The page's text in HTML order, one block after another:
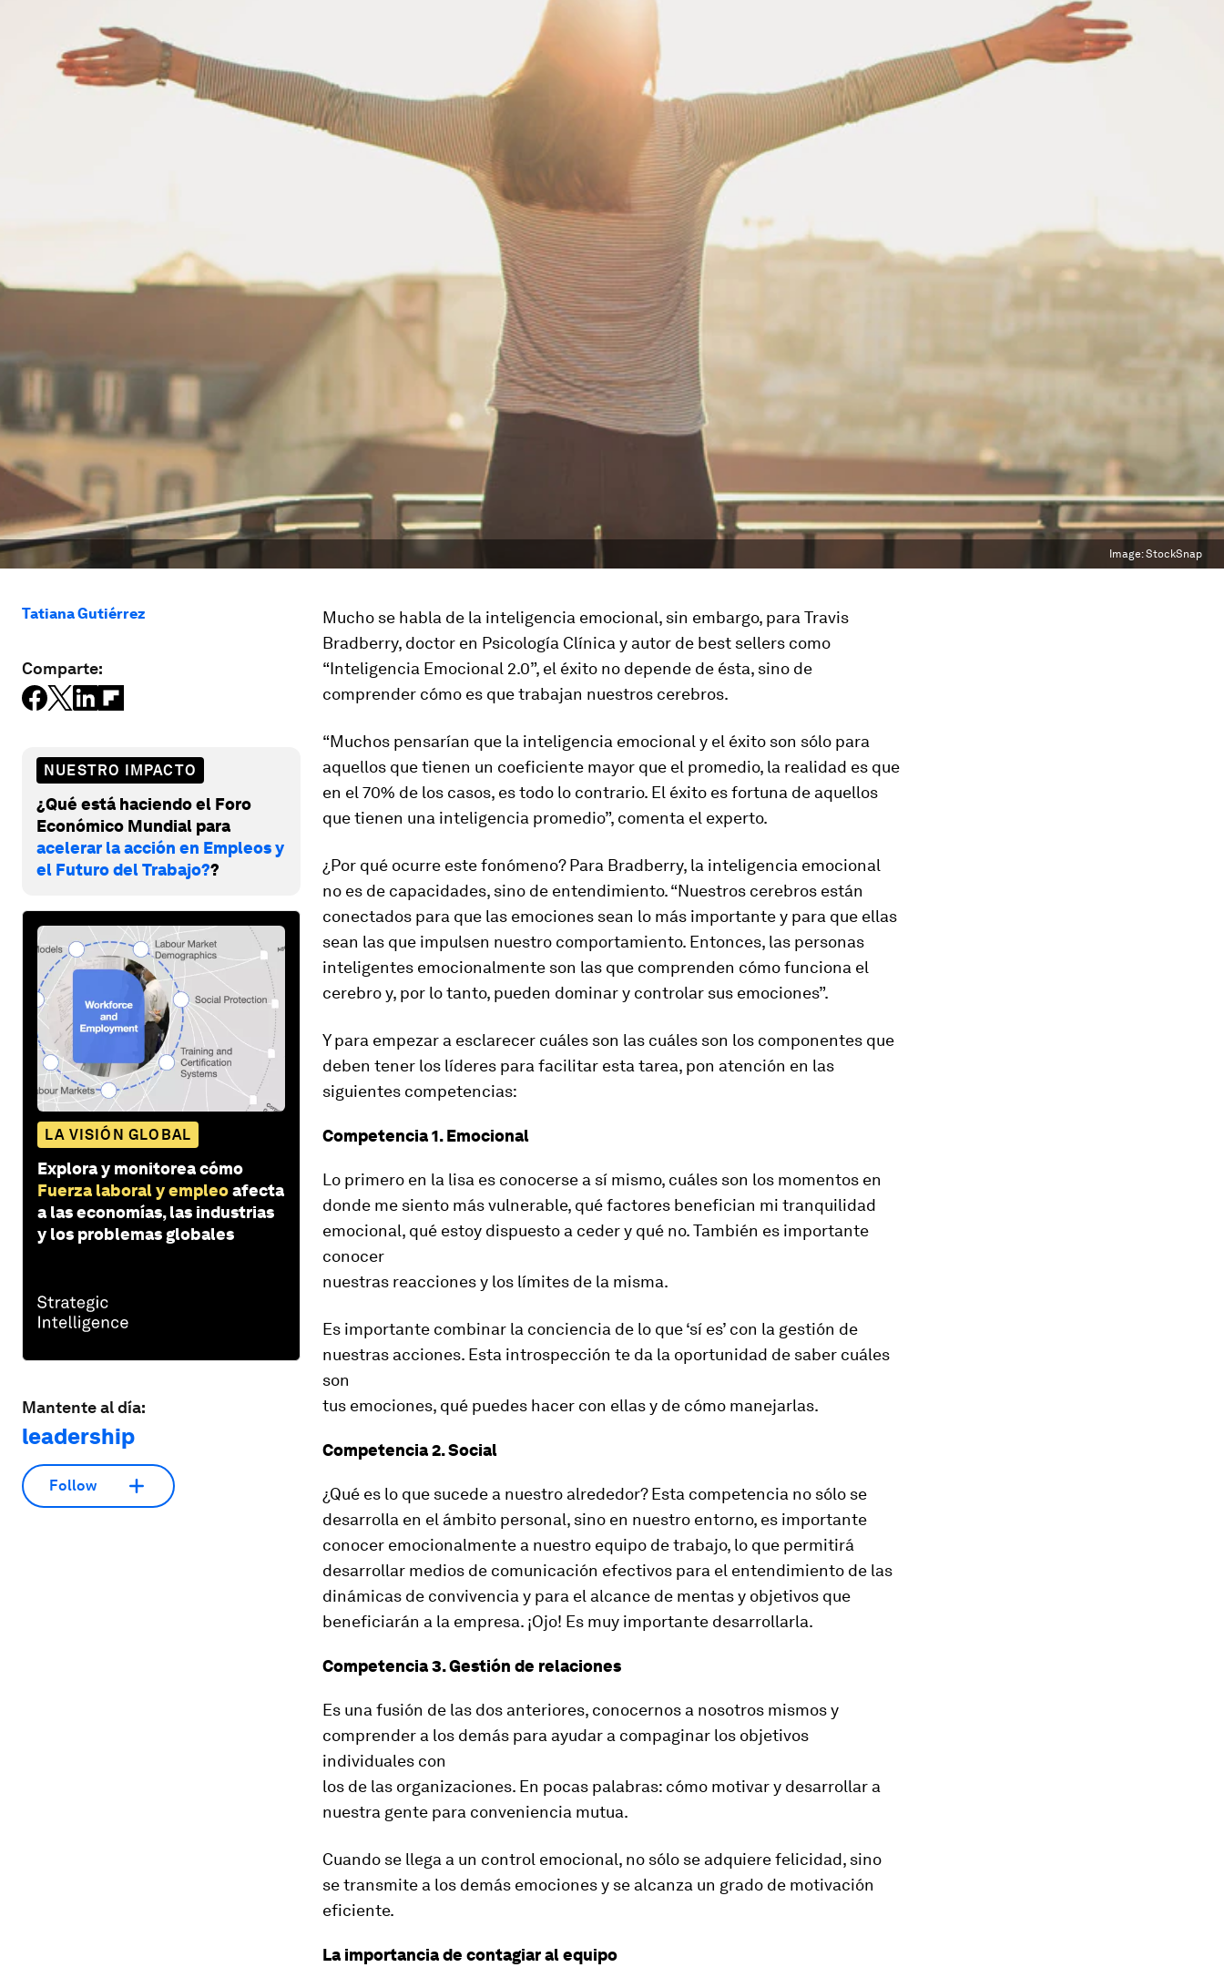
Image:StockSnap
Tatiana Gutiérrez
Comparte:
NUESTRO IMPACTO
¿Qué está haciendo el Foro
Económico Mundial para
acelerar la acción en Empleos y
el Futuro del Trabajo??
LA VISIÓN GLOBAL
Explora y monitorea cómo
Fuerza laboral y empleoafecta
a las economías, las industrias
y los problemas globales
Mantente al día:
leadership
Follow
Mucho se habla de la inteligencia emocional, sin embargo, para Travis
Bradberry, doctor en Psicología Clínica y autor de best sellers como
“Inteligencia Emocional 2.0”, el éxito no depende de ésta, sino de
comprender cómo es que trabajan nuestros cerebros.
“Muchos pensarían que la inteligencia emocional y el éxito son sólo para
aquellos que tienen un coeficiente mayor que el promedio, la realidad es que
en el 70% de los casos, es todo lo contrario. El éxito es fortuna de aquellos
que tienen una inteligencia promedio”, comenta el experto.
¿Por qué ocurre este fonómeno? Para Bradberry, la inteligencia emocional
no es de capacidades, sino de entendimiento. “Nuestros cerebros están
conectados para que las emociones sean lo más importante y para que ellas
sean las que impulsen nuestro comportamiento. Entonces, las personas
inteligentes emocionalmente son las que comprenden cómo funciona el
cerebro y, por lo tanto, pueden dominar y controlar sus emociones”.
Y para empezar a esclarecer cuáles son las cuáles son los componentes que
deben tener los líderes para facilitar esta tarea, pon atención en las
siguientes competencias:
Competencia 1. Emocional
Lo primero en la lisa es conocerse a sí mismo, cuáles son los momentos en
donde me siento más vulnerable, qué factores benefician mi tranquilidad
emocional, qué estoy dispuesto a ceder y qué no. También es importante
conocer
nuestras reacciones y los límites de la misma.
Es importante combinar la conciencia de lo que ‘sí es’ con la gestión de
nuestras acciones. Esta introspección te da la oportunidad de saber cuáles
son
tus emociones, qué puedes hacer con ellas y de cómo manejarlas.
Competencia 2. Social
¿Qué es lo que sucede a nuestro alrededor? Esta competencia no sólo se
desarrolla en el ámbito personal, sino en nuestro entorno, es importante
conocer emocionalmente a nuestro equipo de trabajo, lo que permitirá
desarrollar medios de comunicación efectivos para el entendimiento de las
dinámicas de convivencia y para el alcance de mentas y objetivos que
beneficiarán a la empresa. ¡Ojo! Es muy importante desarrollarla.
Competencia 3. Gestión de relaciones
Es una fusión de las dos anteriores, conocernos a nosotros mismos y
comprender a los demás para ayudar a compaginar los objetivos
individuales con
los de las organizaciones. En pocas palabras: cómo motivar y desarrollar a
nuestra gente para conveniencia mutua.
Cuando se llega a un control emocional, no sólo se adquiere felicidad, sino
se transmite a los demás emociones y se alcanza un grado de motivación
eficiente.
La importancia de contagiar al equipo